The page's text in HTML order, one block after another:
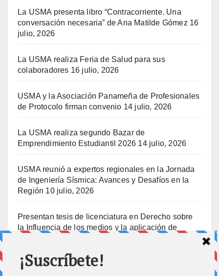
La USMA presenta libro “Contracorriente. Una
conversación necesaria” de Ana Matilde Gómez 16
julio, 2026
La USMA realiza Feria de Salud para sus
colaboradores 16 julio, 2026
USMA y la Asociación Panameña de Profesionales
de Protocolo firman convenio 14 julio, 2026
La USMA realiza segundo Bazar de
Emprendimiento Estudiantil 2026 14 julio, 2026
USMA reunió a expertos regionales en la Jornada
de Ingeniería Sísmica: Avances y Desafíos en la
Región 10 julio, 2026
Presentan tesis de licenciatura en Derecho sobre
la Influencia de los medios y la aplicación de